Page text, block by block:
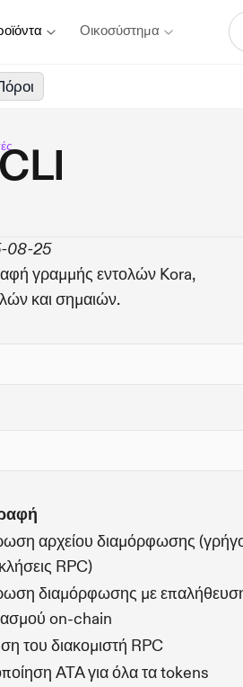
Οικοσύστημα
08-25
γραμμής εντολών Kora,
και σημαιών.
αρχείου διαμόρφωσης
RPC)
διαμόρφωσης με
on-chain
του διακομιστή RPC
ATA για όλα τα tokens